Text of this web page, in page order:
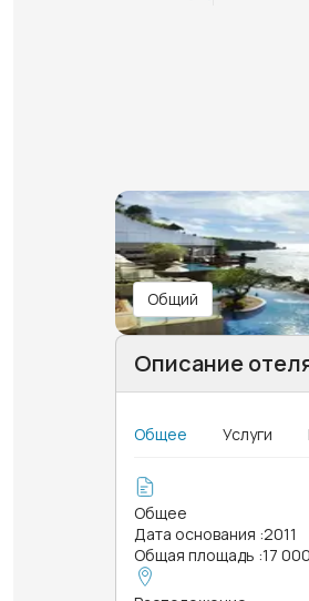
Общий
Описание
Общее Услуги
Общее
Дата основания :2011
Общая площадь :17